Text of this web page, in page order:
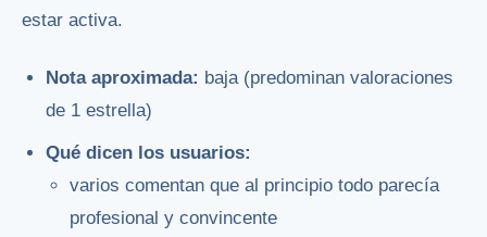
estar activa.
Nota aproximada: baja (predominan valoraciones
de 1 estrella)
Qué dicen los usuarios:
varios comentan que al principio todo parecía
profesional y convincente